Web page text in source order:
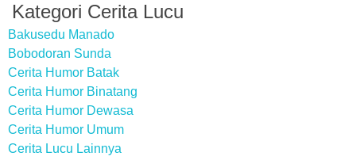
Kategori Cerita Lucu
Bakusedu Manado
Bobodoran Sunda
Cerita Humor Batak
Cerita Humor Binatang
Cerita Humor Dewasa
Cerita Humor Umum
Cerita Lucu Lainnya